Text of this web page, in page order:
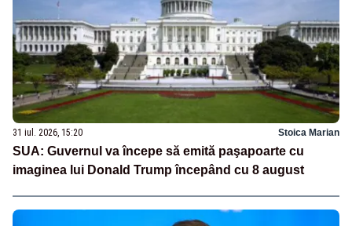
31 iul. 2026, 15:20 Stoica Marian
SUA: Guvernul va începe să emită paşapoarte cu
imaginea lui Donald Trump începând cu 8 august